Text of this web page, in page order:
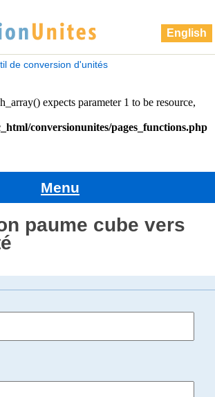
English
de conversion d'unités
Menu
paume cube vers